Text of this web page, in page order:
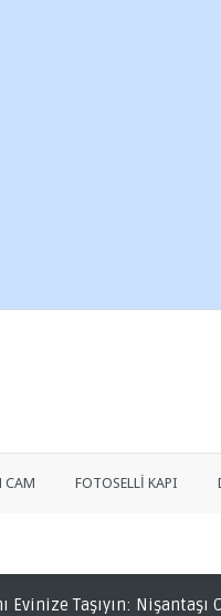
CAM FOTOSELLİ KAPI
Taşıyın: Nişantaşı